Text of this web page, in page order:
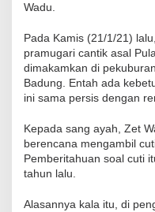
Wadu.
Pada Kamis (21/1/21)
pramugari cantik asal
dimakamkan di
Badung. Entah ada
ini sama persis dengan
Kepada sang ayah, Zet
berencana mengambil
Pemberitahuan soal cuti
tahun lalu.
Alasannya kala itu, di